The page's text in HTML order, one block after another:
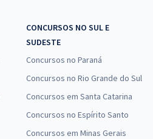
CONCURSOS NO SUL E
SUDESTE
Concursos no Paraná
Concursos no Rio Grande do Sul
Concursos em Santa Catarina
Concursos no Espírito Santo
Concursos em Minas Gerais